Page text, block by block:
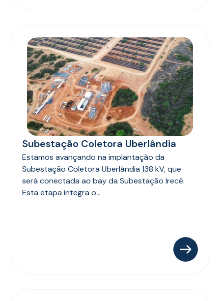
Subestação Coletora Uberlândia
Estamos avançando na implantação da
Subestação Coletora Uberlândia 138 kV, que
será conectada ao bay da Subestação Irecê.
Esta etapa integra o...